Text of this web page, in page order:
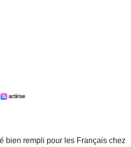
bien rempli pour les Français chez